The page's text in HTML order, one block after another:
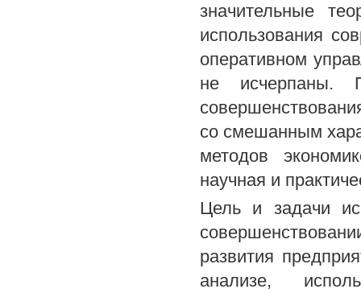
значительные
использования
оперативном
не исчерпаны.
со смешанным
методов
научная и
Цель и задачи
развития
анализе,